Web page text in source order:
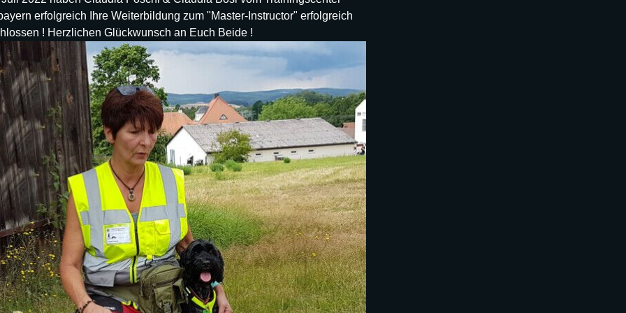
erfolgreich Ihre Weiterbildung zum "Master-Instructor" erfolgreich
! Herzlichen Glückwunsch an Euch Beide !